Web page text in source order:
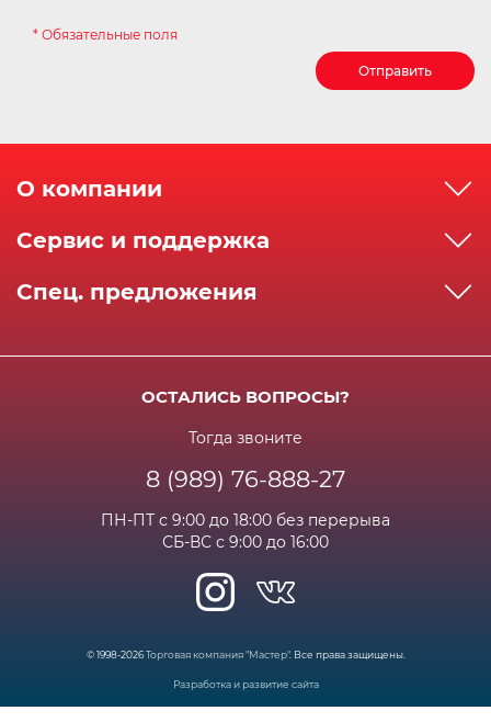
* Обязательные поля
Отправить
О компании
Сервисный центр
Сервис и поддержка
Доставка
Возрат и гарантия
Спец. предложения
Часто задаваемые вопросы
ОСТАЛИСЬ ВОПРОСЫ?
Тогда звоните
8 (989) 76-888-27
ПН-ПТ с 9:00 до 18:00 без перерыва
СБ-ВС с 9:00 до 16:00
© 1998-2026Торговая компания "Мастер". Все права защищены.
Разработка и развитие сайта